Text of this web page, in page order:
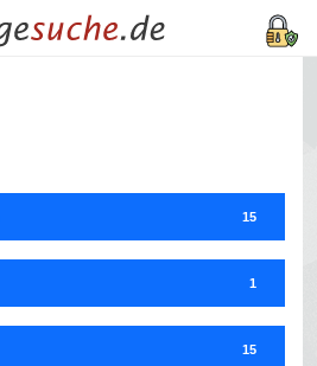
15
1
15